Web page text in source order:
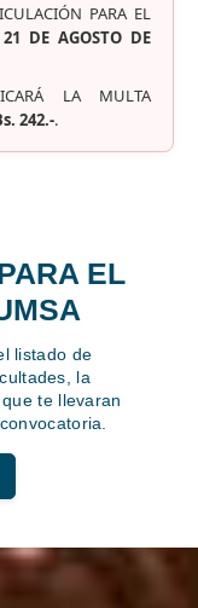
PARA EL
21 DE AGOSTO DE
LA MULTA
242.-.
EL
listado de
la
te llevaran